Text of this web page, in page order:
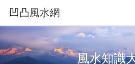
凹凸風水網
風水知識